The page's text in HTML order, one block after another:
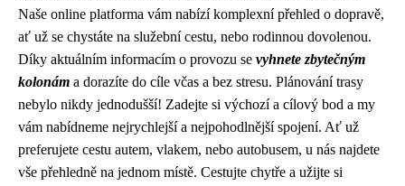
Naše online platforma vám nabízí komplexní přehled o dopravě,
ať už se chystáte na služební cestu, nebo rodinnou dovolenou.
Díky aktuálním informacím o provozu se vyhnete zbytečným
kolonám a dorazíte do cíle včas a bez stresu. Plánování trasy
nebylo nikdy jednodušší! Zadejte si výchozí a cílový bod a my
vám nabídneme nejrychlejší a nejpohodlnější spojení. Ať už
preferujete cestu autem, vlakem, nebo autobusem, u nás najdete
vše přehledně na jednom místě. Cestujte chytře a užijte si